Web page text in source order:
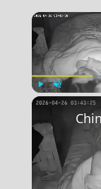
Play Unmute